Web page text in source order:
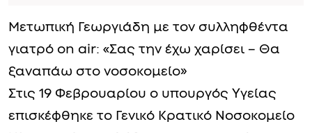
Μετωπική Γεωργιάδη με τον συλληφθέντα
γιατρό on air: «Σας την έχω χαρίσει – Θα
ξαναπάω στο νοσοκομείο»
Στις 19 Φεβρουαρίου ο υπουργός Υγείας
επισκέφθηκε το Γενικό Κρατικό Νοσοκομείο